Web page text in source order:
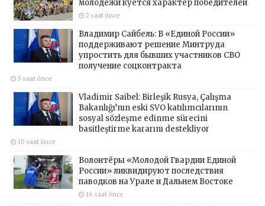
молодёжи куётся характер победителей
2 saat önce
Владимир Сайбель: В «Единой России»
поддерживают решение Минтруда
упростить для бывших участников СВО
получение соцконтракта
5 saat önce
Vladimir Saibel: Birleşik Rusya, Çalışma
Bakanlığı’nın eski SVO katılımcılarının
sosyal sözleşme edinme sürecini
basitleştirme kararını destekliyor
10 saat önce
Волонтёры «Молодой Гвардии Единой
России» ликвидируют последствия
паводков на Урале и Дальнем Востоке
16 saat önce